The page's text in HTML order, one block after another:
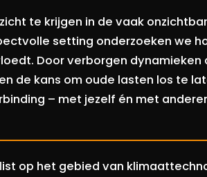
te krijgen in de vaak
setting onderzoeken we
Door verborgen dynamieken
de kans om oude lasten los te
– met jezelf én met
op het gebied van